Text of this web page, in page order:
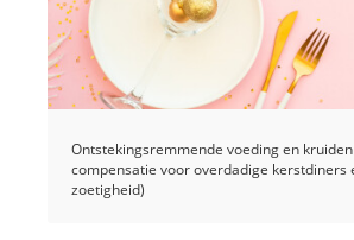
Ontstekingsremmende voeding en
compensatie voor overdadige kerstdiners
zoetigheid)